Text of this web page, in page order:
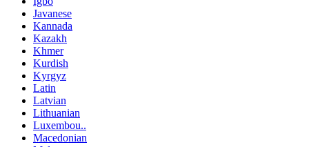
Javanese
Kannada
Kazakh
Khmer
Kurdish
Kyrgyz
Latin
Latvian
Lithuanian
Luxembou..
Macedonian